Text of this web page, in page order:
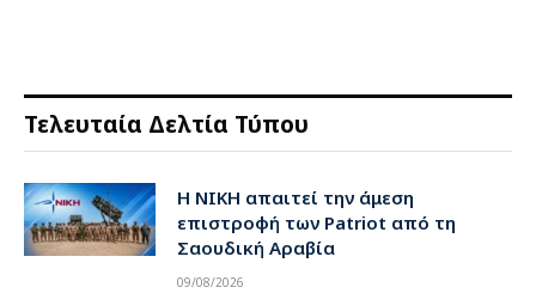
Τελευταία Δελτία Τύπου
Η ΝΙΚΗ απαιτεί την άμεση
επιστροφή των Patriot από τη
Σαουδική Αραβία
09/08/2026